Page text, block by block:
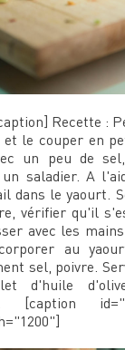
Recette :
et le couper en
un peu de
saladier. A
dans le yaourt.
vérifier qu'il
avec les
au
sel, poivre.
d'huile
[caption